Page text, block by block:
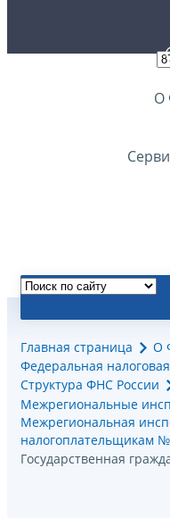
О
Главная страница
О
Федеральная
Структура ФНС России
Межрегиональные
Межрегиональная
налогоплательщикам
Государственная